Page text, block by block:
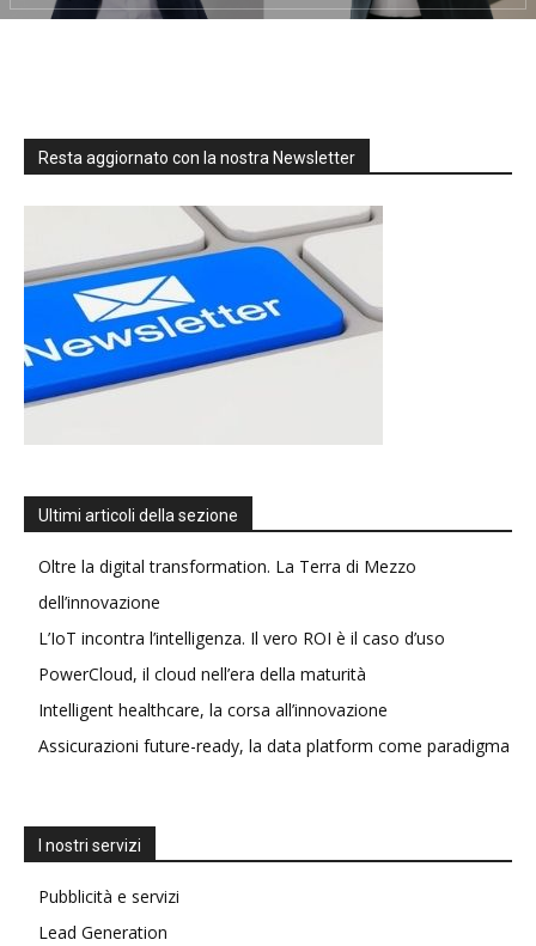
Resta aggiornato con la nostra Newsletter
Ultimi articoli della sezione
Oltre la digital transformation. La Terra di Mezzo
dell’innovazione
L’IoT incontra l’intelligenza. Il vero ROI è il caso d’uso
PowerCloud, il cloud nell’era della maturità
Intelligent healthcare, la corsa all’innovazione
Assicurazioni future-ready, la data platform come paradigma
I nostri servizi
Pubblicità e servizi
Lead Generation